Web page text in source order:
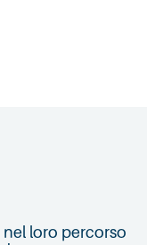
loro percorso